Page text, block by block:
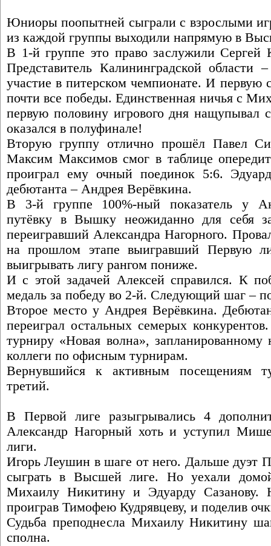
Юниоры поопытней сыграли с взрослыми
из каждой группы выходили напрямую в
В 1-й группе это право заслужили
Представитель Калининградской
участие в питерском чемпионате. И первую
почти все победы. Единственная ничья с
первую половину игрового дня нащупывал
оказался в полуфинале!
Вторую группу отлично прошёл Павел
Максим Максимов смог в таблице
проиграл ему очный поединок 5:6.
дебютанта – Андрея Верёвкина.
В 3-й группе 100%-ный показатель у
путёвку в Вышку неожиданно для себя
переигравший Александра Нагорного.
на прошлом этапе выигравший Первую
выигрывать лигу рангом пониже.
И с этой задачей Алексей справился. К
медаль за победу во 2-й. Следующий шаг –
Второе место у Андрея Верёвкина.
переиграл остальных семерых
турниру «Новая волна»,
коллеги по офисным турнирам.
Вернувшийся к активным посещениям
третий.
В Первой лиге разыгрывались 4
Александр Нагорный хоть и уступил Мише
лиги.
Игорь Леушин в шаге от него. Дальше дуэт
сыграть в Высшей лиге. Но уехали
Михаилу Никитину и Эдуарду Сазанову.
проиграв Тимофею Кудрявцеву, и поделив
Судьба преподнесла Михаилу Никитину
сполна.